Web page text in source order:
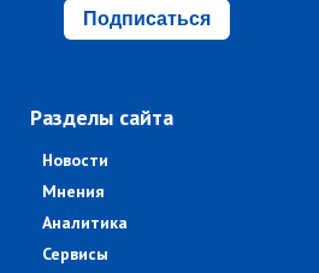
Подписаться
Разделы сайта
Новости
Мнения
Аналитика
Сервисы